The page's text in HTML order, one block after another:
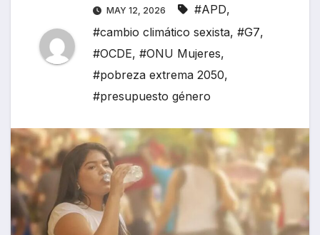
MAY 12, 2026 #APD,
#cambio climático sexista, #G7,
#OCDE, #ONU Mujeres,
#pobreza extrema 2050,
#presupuesto género